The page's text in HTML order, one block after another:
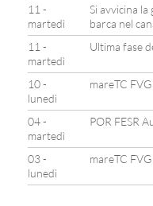
11 -
martedì
Si avvicina la
barca nel
11 -
martedì
Ultima fase
10 -
lunedì
mareTC
04 -
martedì
POR FESR
03 -
lunedì
mareTC